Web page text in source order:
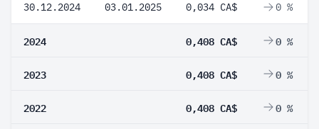
30.12.2024 03.01.2025 0,034 CA$ 0 %
2024 0,408 CA$ 0 %
2023 0,408 CA$ 0 %
2022 0,408 CA$ 0 %